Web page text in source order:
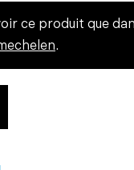
ce produit que
.